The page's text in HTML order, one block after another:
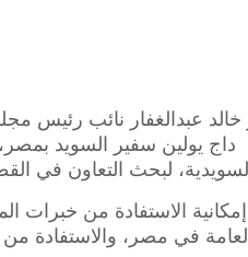
خالد عبدالغفار نائب رئيس
داج يولين سفير السويد
لبحث التعاون في
إمكانية الاستفادة من
في مصر، والاستفادة من